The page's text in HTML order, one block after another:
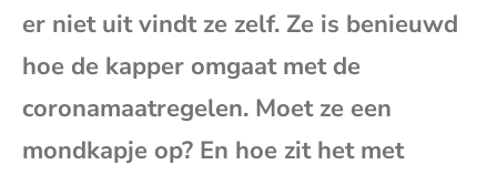
er niet uit vindt ze zelf. Ze is benieuwd
hoe de kapper omgaat met de
coronamaatregelen. Moet ze een
mondkapje op? En hoe zit het met